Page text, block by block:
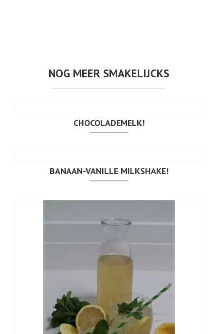
NOG MEER SMAKELIJCKS
CHOCOLADEMELK!
BANAAN-VANILLE MILKSHAKE!